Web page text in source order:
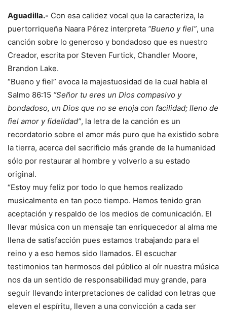
Aguadilla.- Con esa calidez vocal que la caracteriza, la
puertorriqueña Naara Pérez interpreta “Bueno y fiel”, una
canción sobre lo generoso y bondadoso que es nuestro
Creador, escrita por Steven Furtick, Chandler Moore,
Brandon Lake.
“Bueno y fiel” evoca la majestuosidad de la cual habla el
Salmo 86:15 “Señor tu eres un Dios compasivo y
bondadoso, un Dios que no se enoja con facilidad; lleno de
fiel amor y fidelidad”, la letra de la canción es un
recordatorio sobre el amor más puro que ha existido sobre
la tierra, acerca del sacrificio más grande de la humanidad
sólo por restaurar al hombre y volverlo a su estado
original.
“Estoy muy feliz por todo lo que hemos realizado
musicalmente en tan poco tiempo. Hemos tenido gran
aceptación y respaldo de los medios de comunicación. El
llevar música con un mensaje tan enriquecedor al alma me
llena de satisfacción pues estamos trabajando para el
reino y a eso hemos sido llamados. El escuchar
testimonios tan hermosos del público al oír nuestra música
nos da un sentido de responsabilidad muy grande, para
seguir llevando interpretaciones de calidad con letras que
eleven el espíritu, lleven a una convicción a cada ser